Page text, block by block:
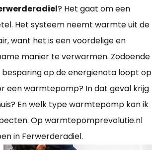
? Het gaat om een
Het systeem neemt warmte uit de
want het is een voordelige en
manier te verwarmen. Zodoende
op de energienota loopt op
een warmtepomp? In dat geval krijg
En welk type warmtepomp kan ik
Op warmtepomprevolutie.nl
in Ferwerderadiel.